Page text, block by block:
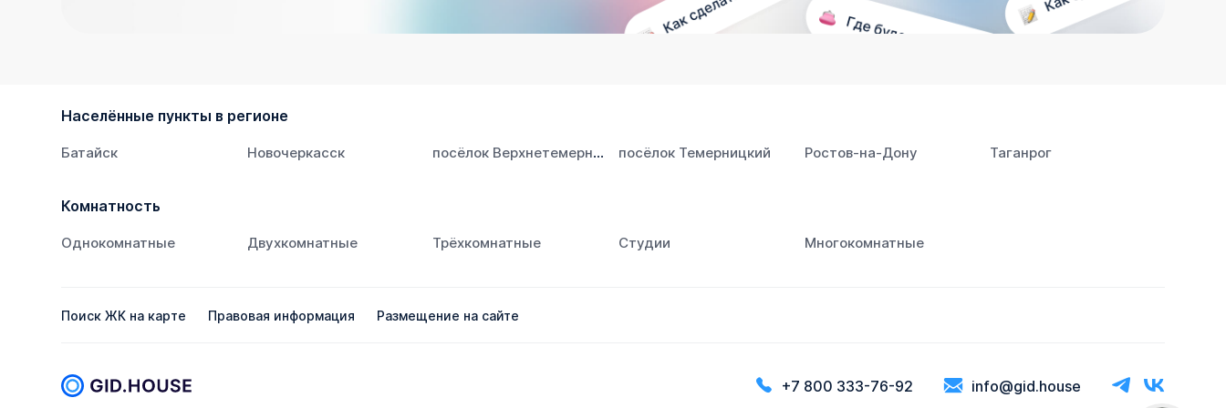
Населённые пункты в регионе
Батайск Новочеркасск посёлок Верхнетемерницкий посёлок Темерницкий Ростов‑на‑Дону Таганрог
Комнатность
Однокомнатные Двухкомнатные Трёхкомнатные Студии Многокомнатные
Поиск ЖК на карте Правовая информация Размещение на сайте
+7 800 333-76-92 info@gid.house